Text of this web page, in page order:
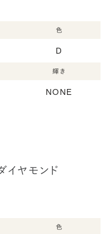
色
D
輝き
NONE
イヤモンド
色